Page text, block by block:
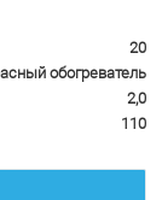
20
обогреватель
2,0
110